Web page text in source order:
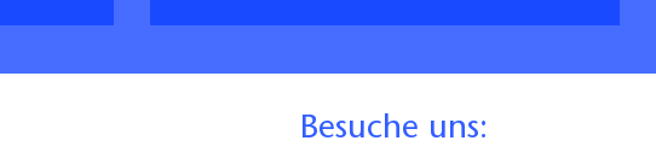
Besuche uns: